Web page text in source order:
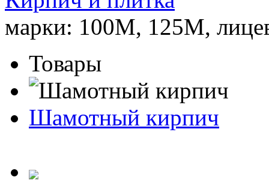
марки: 100М, 125М,
Товары
Шамотный кирпич